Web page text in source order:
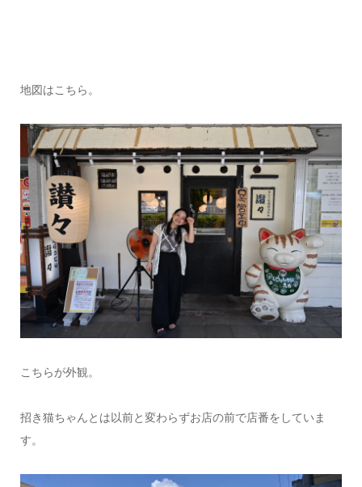
地図はこちら。
こちらが外観。
招き猫ちゃんとは以前と変わらずお店の前で店番をしていま
す。